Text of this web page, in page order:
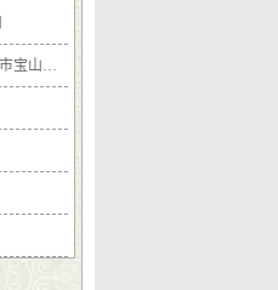
地 址：上海市 宝山区 上海市宝山区沪太路6397号1-2层F25区1011室